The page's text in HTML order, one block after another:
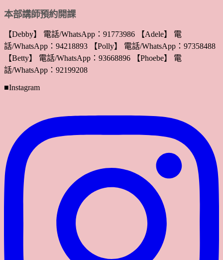
本部講師預約開課
【Debby】 電話/WhatsApp：91773986 【Adele】 電
話/WhatsApp：94218893 【Polly】 電話/WhatsApp：97358488
【Betty】 電話/WhatsApp：93668896 【Phoebe】 電
話/WhatsApp：92199208
■Instagram